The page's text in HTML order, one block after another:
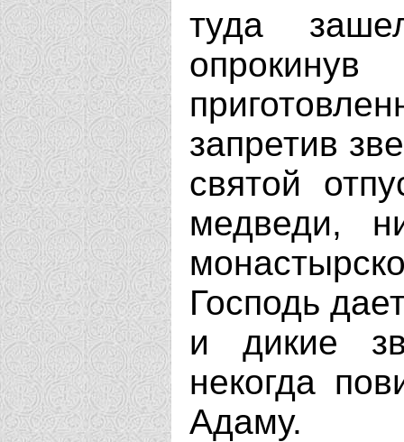
туда
запретив
святой
медведи,
Господь
и дикие
некогда
Адаму.